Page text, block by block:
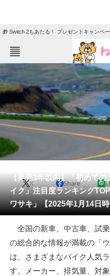
🎁 Switch 2もあたる！ プレゼントキャンペー
ねとらぼメニュー
TOP
グルメ
住まい
動物
会員記事
メディア
注目記事を集めた総合ページ
ITの今と未来を見通す
スマホと通信の最新トレンド
【発売3年以内】「初めて
イク」注目度ランキング
ワサキ」【2025年1月14日
X Share
全国の新車、中古車、試
の総合的な情報が満載の「
は、さまざまなバイク人気
す。メーカー、排気量、対